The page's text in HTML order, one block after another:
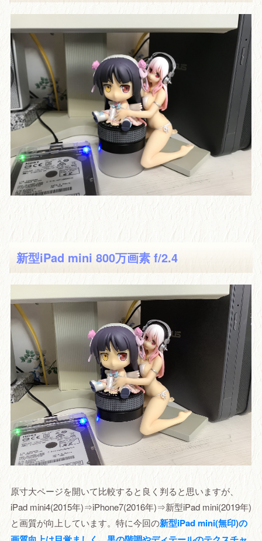
新型iPad mini 800万画素 f/2.4
原寸大ページを開いて比較すると良く判ると思いますが、
iPad mini4(2015年)⇒iPhone7(2016年)⇒新型iPad mini(2019年)
と画質が向上しています。特に今回の新型iPad mini(無印)の